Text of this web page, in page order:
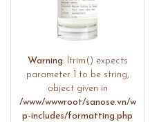
Warning: ltrim() expects
parameter 1 to be string,
object given in
/www/wwwroot/sanose.vn/w
p-includes/formatting.php